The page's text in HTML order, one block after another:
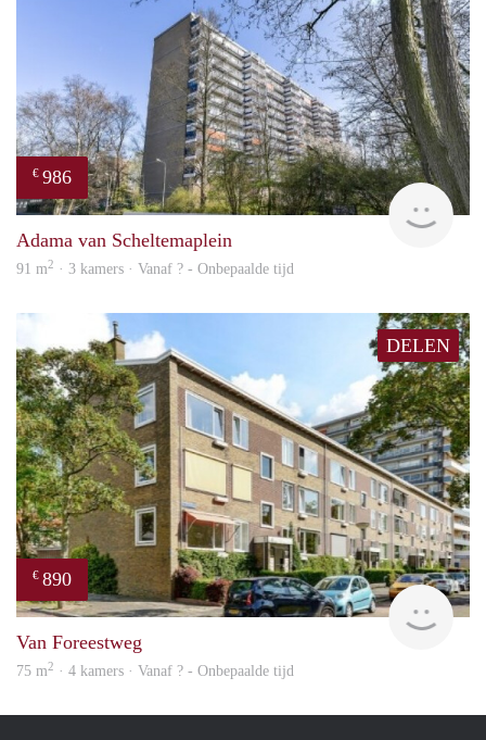
€ 986
Adama van Scheltemaplein
91 m2 · 3 kamers · Vanaf ? - Onbepaalde tijd
DELEN
€ 890
Van Foreestweg
75 m2 · 4 kamers · Vanaf ? - Onbepaalde tijd